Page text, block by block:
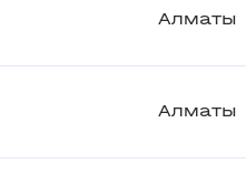
Алматы
Алматы